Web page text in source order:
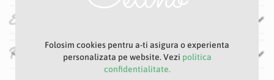
Specificatii
RecenziiFolosim cookies pentru a-ti asigura o experienta
personalizata pe website. Vezi politica
confidentialitate.